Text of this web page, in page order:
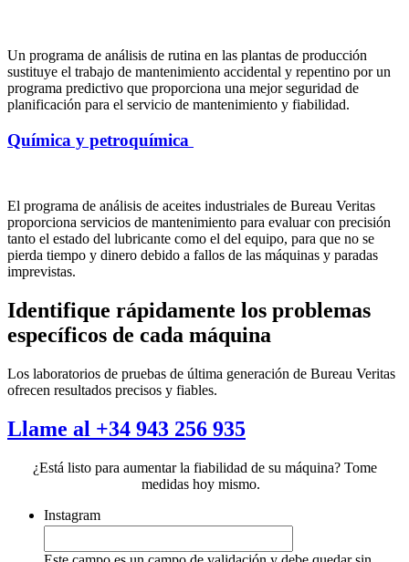
Un programa de análisis de rutina en las plantas de producción
sustituye el trabajo de mantenimiento accidental y repentino por un
programa predictivo que proporciona una mejor seguridad de
planificación para el servicio de mantenimiento y fiabilidad.
Química y petroquímica
El programa de análisis de aceites industriales de Bureau Veritas
proporciona servicios de mantenimiento para evaluar con precisión
tanto el estado del lubricante como el del equipo, para que no se
pierda tiempo y dinero debido a fallos de las máquinas y paradas
imprevistas.
Identifique rápidamente los problemas
específicos de cada máquina
Los laboratorios de pruebas de última generación de Bureau Veritas
ofrecen resultados precisos y fiables.
Llame al +34 943 256 935
¿Está listo para aumentar la fiabilidad de su máquina? Tome
medidas hoy mismo.
Instagram